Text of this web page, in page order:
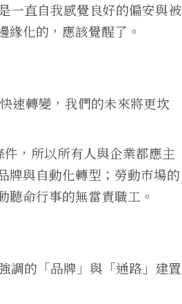
一直自我感覺良好的偏安與被
緣化的，應該覺醒了。
速轉變，我們的未來將更坎
，所以所有人與企業都應主
牌與自動化轉型；勞動市場的
聽命行事的無當責職工。
調的「品牌」與「通路」建置